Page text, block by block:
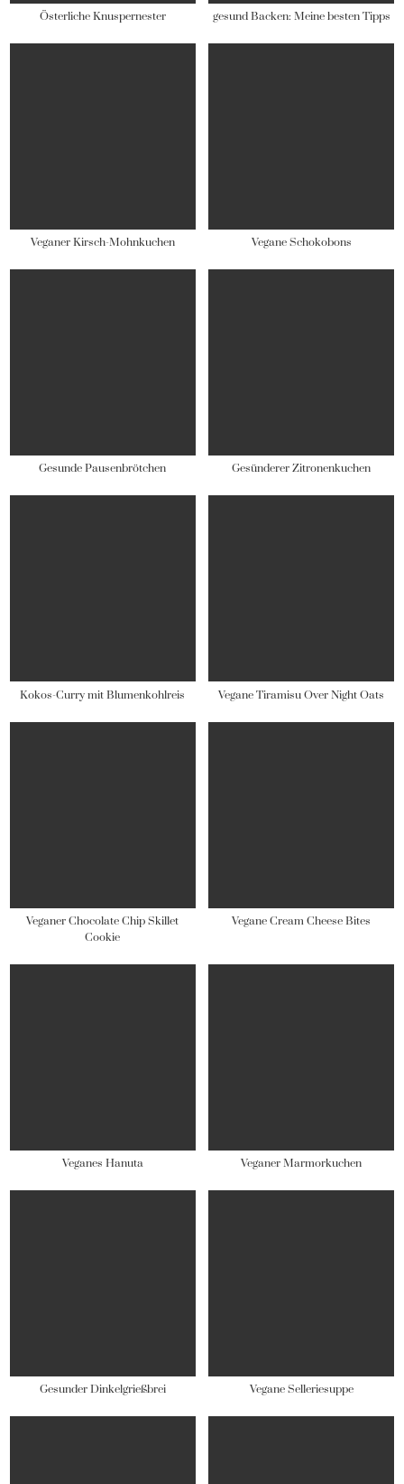
Österliche Knuspernester gesund Backen: Meine besten Tipps
Veganer Kirsch-Mohnkuchen Vegane Schokobons
Gesunde Pausenbrötchen Gesünderer Zitronenkuchen
Kokos-Curry mit Blumenkohlreis Vegane Tiramisu Over Night Oats
Veganer Chocolate Chip Skillet
Cookie
Vegane Cream Cheese Bites
Veganes Hanuta Veganer Marmorkuchen
Gesunder Dinkelgrießbrei Vegane Selleriesuppe